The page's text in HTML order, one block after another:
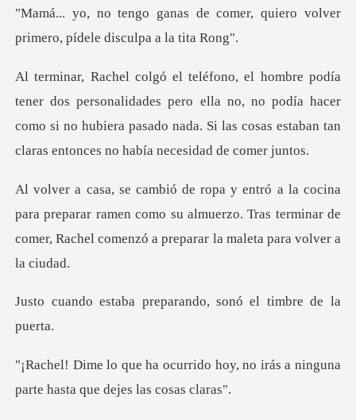
comer, quiero volver
primero, p
lidades pero ella no, no podía hacer
como si no hubiera pasado nada. Si
a preparar ramen como su almuerzo. Tras terminar de
comer,
preparando, sonó el
o hoy, no irás a ninguna
parte h